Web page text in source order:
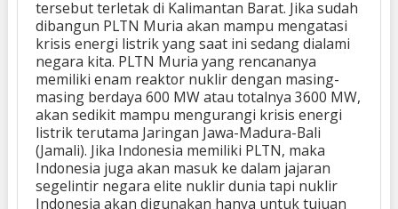
tersebut terletak di Kalimantan Barat. Jika sudah
dibangun PLTN Muria akan mampu mengatasi
krisis energi listrik yang saat ini sedang dialami
negara kita. PLTN Muria yang rencananya
memiliki enam reaktor nuklir dengan masing-
masing berdaya 600 MW atau totalnya 3600 MW,
akan sedikit mampu mengurangi krisis energi
listrik terutama Jaringan Jawa-Madura-Bali
(Jamali). Jika Indonesia memiliki PLTN, maka
Indonesia juga akan masuk ke dalam jajaran
segelintir negara elite nuklir dunia tapi nuklir
Indonesia akan digunakan hanya untuk tujuan